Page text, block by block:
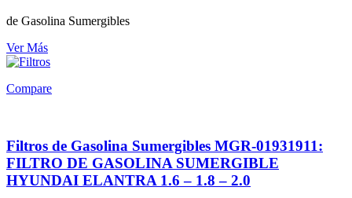
de Gasolina Sumergibles
Ver Más
Compare
Filtros de Gasolina Sumergibles MGR-01931911:
FILTRO DE GASOLINA SUMERGIBLE
HYUNDAI ELANTRA 1.6 – 1.8 – 2.0